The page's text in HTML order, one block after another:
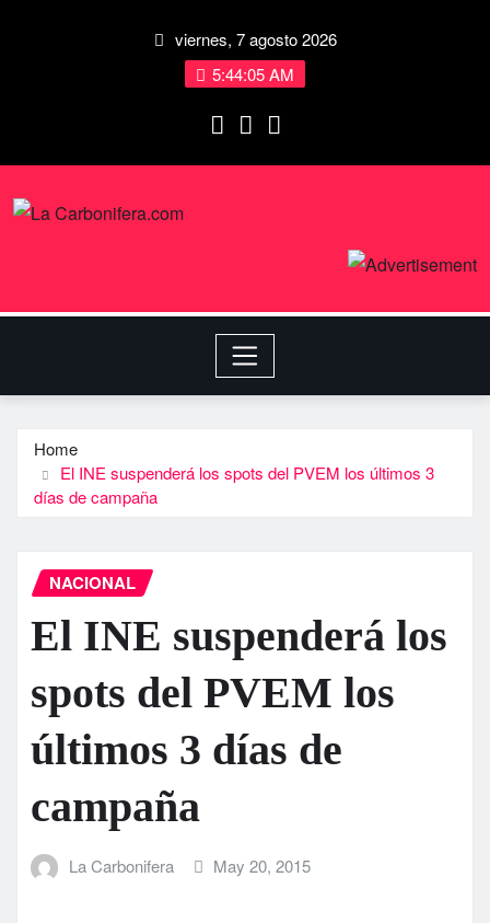
viernes, 7 agosto 2026
5:44:06 AM
Home
El INE suspenderá los spots del PVEM los últimos 3
dí­as de campaña
NACIONAL
El INE suspenderá los
spots del PVEM los
últimos 3 dí­as de
campaña
La Carbonifera May 20, 2015